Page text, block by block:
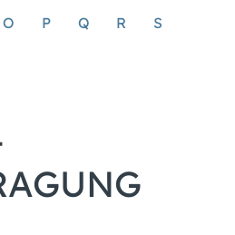
O P Q R S